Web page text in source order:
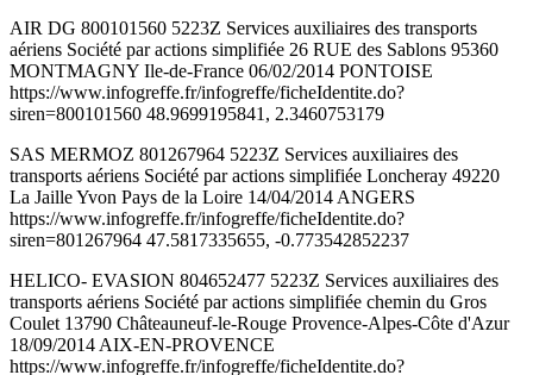
AIR DG 800101560 5223Z Services auxiliaires des transports
aériens Société par actions simplifiée 26 RUE des Sablons 95360
MONTMAGNY Ile-de-France 06/02/2014 PONTOISE
https://www.infogreffe.fr/infogreffe/ficheIdentite.do?
siren=800101560 48.9699195841, 2.3460753179
SAS MERMOZ 801267964 5223Z Services auxiliaires des
transports aériens Société par actions simplifiée Loncheray 49220
La Jaille Yvon Pays de la Loire 14/04/2014 ANGERS
https://www.infogreffe.fr/infogreffe/ficheIdentite.do?
siren=801267964 47.5817335655, -0.773542852237
HELICO- EVASION 804652477 5223Z Services auxiliaires des
transports aériens Société par actions simplifiée chemin du Gros
Coulet 13790 Châteauneuf-le-Rouge Provence-Alpes-Côte d'Azur
18/09/2014 AIX-EN-PROVENCE
https://www.infogreffe.fr/infogreffe/ficheIdentite.do?